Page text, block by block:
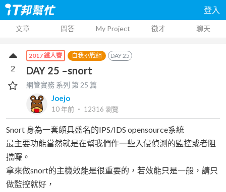
登入
文章 問答 My Project 徵才 聊天
2017 鐵人賽 自我挑戰組 DAY25
DAY 25 –snort
網管實務 系列 第25 篇
Joejo
10 年前 ‧ 12316 瀏覽
2
Snort 身為一套頗具盛名的IPS/IDS opensource系統
最主要功能當然就是在幫我們作一些入侵偵測的監控或者阻
擋囉。
拿來做snort的主機效能是很重要的，若效能只是一般，請只
做監控就好，